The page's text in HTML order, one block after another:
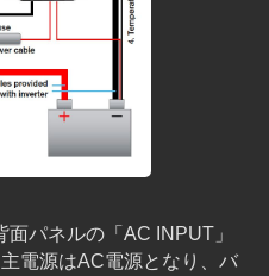
パネルの「AC INPUT」
電源はAC電源となり、バ